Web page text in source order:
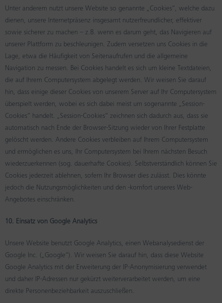
Unter anderem nutzt unsere Website so genannte „Cookies“, welche dazu
dienen, unsere Internetpräsenz insgesamt nutzerfreundlicher, effektiver
sowie sicherer zu machen – z.B. wenn es darum geht, das Navigieren auf
unserer Plattform zu beschleunigen. Zudem versetzen uns Cookies in die
Lage, etwa die Häufigkeit von Seitenaufrufen und die allgemeine
Navigation zu messen. Bei Cookies handelt es sich um kleine Textdateien,
die auf Ihrem Computersystem abgelegt werden. Wir weisen Sie darauf
hin, dass einige dieser Cookies von unserem Server auf Ihr Computersystem
überspielt werden, wobei es sich dabei meist um sogenannte „Session-
Cookies“ handelt. „Session-Cookies“ zeichnen sich dadurch aus, dass sie
automatisch nach Ende der Browser-Sitzung wieder von Ihrer Festplatte
gelöscht werden. Andere Cookies verbleiben auf Ihrem Computersystem
und ermöglichen es uns, Ihr Computersystem bei Ihrem nächsten Besuch
wiederzuerkennen (sog. dauerhafte Cookies). Selbstverständlich können Sie
Cookies jederzeit ablehnen, sofern Ihr Browser dies zulässt. Dies könnte
jedoch die Nutzungsmöglichkeiten und den -komfort unseres Web-
Angebotes einschränken.
10. Einsatz von Google Analytics
Unsere Website benutzt Google Analytics, einen Webanalysedienst der
Google Inc. („Google“). Wir weisen Sie darauf hin, dass diese Website
Google Analytics mit der Erweiterung der IP-Anonymisierung verwendet
und daher IP-Adressen nur gekürzt weiterverarbeitet werden, um eine
direkte Personenbeziehbarkeit auszuschließen.